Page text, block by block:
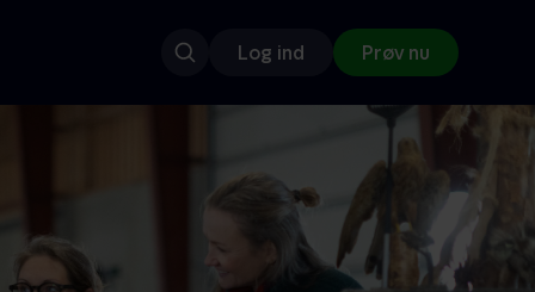
Log ind Prøv nu